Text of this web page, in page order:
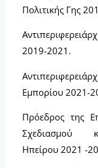
Πολιτικής Γης
2019-2021.
Εμπορίου 2021-
Πρόεδρος της
Σχεδιασμού
Ηπείρου 2021 -